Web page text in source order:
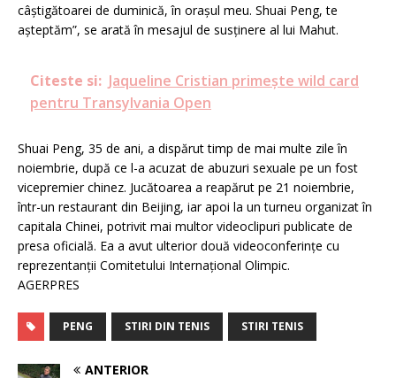
câştigătoarei de duminică, în oraşul meu. Shuai Peng, te
aşteptăm”, se arată în mesajul de susţinere al lui Mahut.
Citeste si: Jaqueline Cristian primește wild card
pentru Transylvania Open
Shuai Peng, 35 de ani, a dispărut timp de mai multe zile în
noiembrie, după ce l-a acuzat de abuzuri sexuale pe un fost
vicepremier chinez. Jucătoarea a reapărut pe 21 noiembrie,
într-un restaurant din Beijing, iar apoi la un turneu organizat în
capitala Chinei, potrivit mai multor videoclipuri publicate de
presa oficială. Ea a avut ulterior două videoconferinţe cu
reprezentanţii Comitetului Internaţional Olimpic.
AGERPRES
PENG STIRI DIN TENIS STIRI TENIS
ANTERIOR